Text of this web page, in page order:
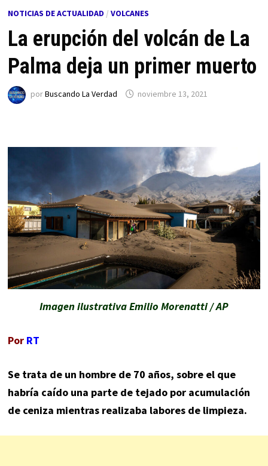
NOTICIAS DE ACTUALIDAD / VOLCANES
La erupción del volcán de La
Palma deja un primer muerto
porBuscando La Verdad noviembre 13, 2021
Imagen ilustrativa Emilio Morenatti / AP
Por RT
Se trata de un hombre de 70 años, sobre el que
habría caído una parte de tejado por acumulación
de ceniza mientras realizaba labores de limpieza.